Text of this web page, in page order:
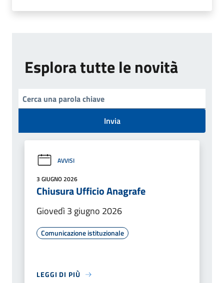
Esplora tutte le novità
Invia
AVVISI
3 GIUGNO 2026
Chiusura Ufficio Anagrafe
Giovedì 3 giugno 2026
Comunicazione istituzionale
LEGGI DI PIÙ